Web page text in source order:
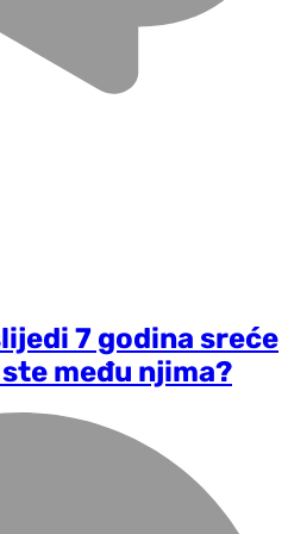
7 godina sreće
među njima?